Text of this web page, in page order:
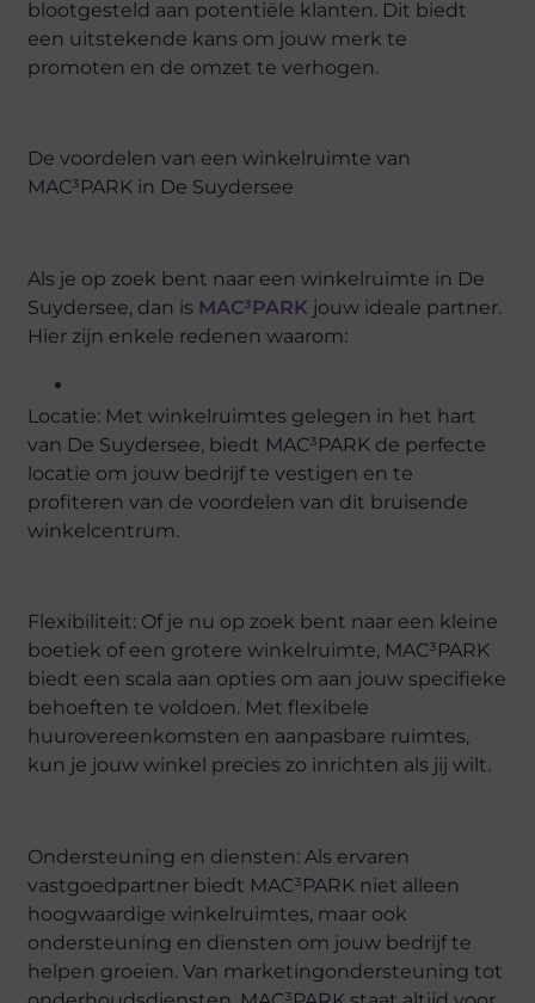
blootgesteld aan potentiële klanten. Dit biedt
een uitstekende kans om jouw merk te
promoten en de omzet te verhogen.
De voordelen van een winkelruimte van
MAC³PARK in De Suydersee
Als je op zoek bent naar een winkelruimte in De
Suydersee, dan is MAC³PARK jouw ideale partner.
Hier zijn enkele redenen waarom:
Locatie: Met winkelruimtes gelegen in het hart
van De Suydersee, biedt MAC³PARK de perfecte
locatie om jouw bedrijf te vestigen en te
profiteren van de voordelen van dit bruisende
winkelcentrum.
Flexibiliteit: Of je nu op zoek bent naar een kleine
boetiek of een grotere winkelruimte, MAC³PARK
biedt een scala aan opties om aan jouw specifieke
behoeften te voldoen. Met flexibele
huurovereenkomsten en aanpasbare ruimtes,
kun je jouw winkel precies zo inrichten als jij wilt.
Ondersteuning en diensten: Als ervaren
vastgoedpartner biedt MAC³PARK niet alleen
hoogwaardige winkelruimtes, maar ook
ondersteuning en diensten om jouw bedrijf te
helpen groeien. Van marketingondersteuning tot